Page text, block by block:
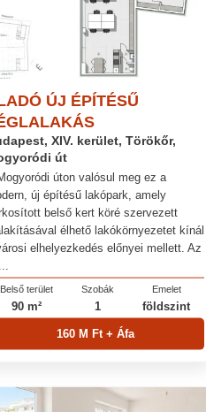
ÚJ ÉPÍTÉSŰ
XIV. kerület, Törökőr,
út
úton valósul meg ez a
új építésű lakópark, amely
belső kert köré szervezett
élhető lakókörnyezetet kínál
elhelyezkedés előnyei mellett. Az
Belső terület
90 m²
Szobák
1
Emelet
földszint
160 M Ft + Áfa